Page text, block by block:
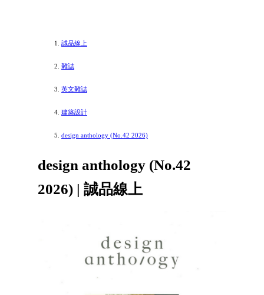
誠品線上
雜誌
英文雜誌
建築設計
design anthology (No.42 2026)
design anthology (No.42
2026) | 誠品線上